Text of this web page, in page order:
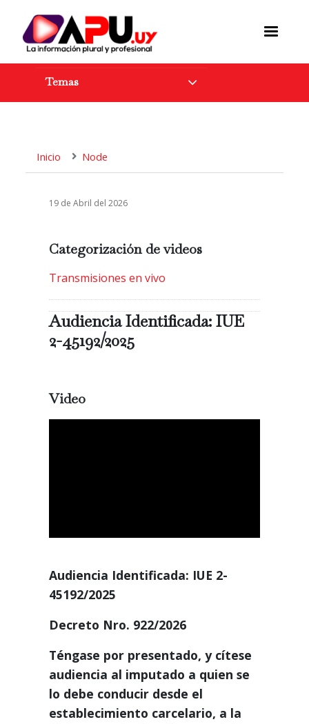
Temas
Inicio Node
19 de Abril del 2026
Categorización de videos
Transmisiones en vivo
Audiencia Identificada: IUE
2-45192/2025
Video
Audiencia Identificada: IUE 2-
45192/2025
Decreto Nro. 922/2026
Téngase por presentado, y cítese
audiencia al imputado a quien se
lo debe conducir desde el
establecimiento carcelario, a la